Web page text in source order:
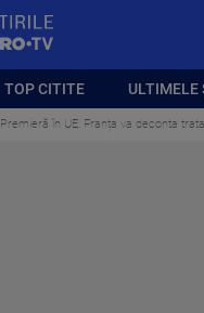
TOP CITITE ULTIMELE
Premieră în UE. Franța va deconta